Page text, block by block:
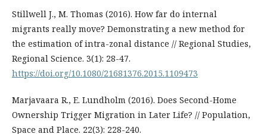
Stillwell J., M. Thomas (2016). How far do internal
migrants really move? Demonstrating a new method for
the estimation of intra-zonal distance // Regional Studies,
Regional Science. 3(1): 28-47.
https://doi.org/10.1080/21681376.2015.1109473
Marjavaara R., E. Lundholm (2016). Does Second-Home
Ownership Trigger Migration in Later Life? // Population,
Space and Place. 22(3): 228-240.